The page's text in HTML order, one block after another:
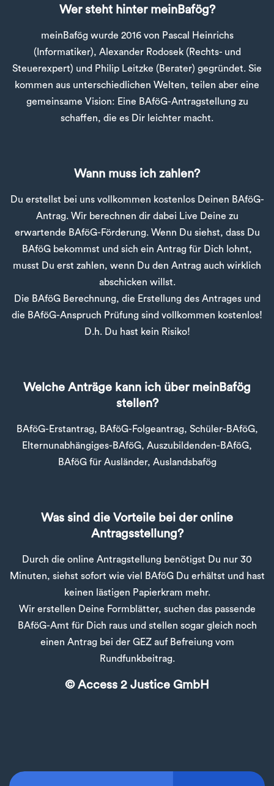
Wer steht hinter meinBafög?
meinBafög wurde 2016 von Pascal Heinrichs
(Informatiker), Alexander Rodosek (Rechts- und
Steuerexpert) und Philip Leitzke (Berater) gegründet. Sie
kommen aus unterschiedlichen Welten, teilen aber eine
gemeinsame Vision: Eine BAföG-Antragstellung zu
schaffen, die es Dir leichter macht.
Wann muss ich zahlen?
Du erstellst bei uns vollkommen kostenlos Deinen BAföG-
Antrag. Wir berechnen dir dabei Live Deine zu
erwartende BAföG-Förderung. Wenn Du siehst, dass Du
BAföG bekommst und sich ein Antrag für Dich lohnt,
musst Du erst zahlen, wenn Du den Antrag auch wirklich
abschicken willst.
Die BAföG Berechnung, die Erstellung des Antrages und
die BAföG-Anspruch Prüfung sind vollkommen kostenlos!
D.h. Du hast kein Risiko!
Welche Anträge kann ich über meinBafög
stellen?
BAföG-Erstantrag, BAföG-Folgeantrag, Schüler-BAföG,
Elternunabhängiges-BAföG, Auszubildenden-BAföG,
BAföG für Ausländer, Auslandsbafög
Was sind die Vorteile bei der online
Antragsstellung?
Durch die online Antragstellung benötigst Du nur 30
Minuten, siehst sofort wie viel BAföG Du erhältst und hast
keinen lästigen Papierkram mehr.
Wir erstellen Deine Formblätter, suchen das passende
BAföG-Amt für Dich raus und stellen sogar gleich noch
einen Antrag bei der GEZ auf Befreiung vom
Rundfunkbeitrag.
© Access 2 Justice GmbH